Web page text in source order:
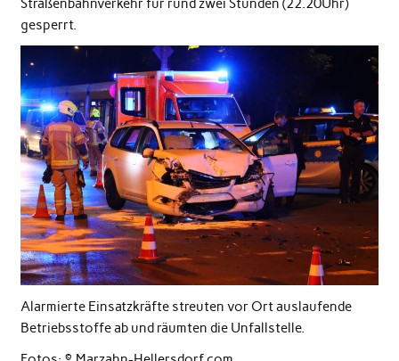
Straßenbahnverkehr für rund zwei Stunden (22.20Uhr)
gesperrt.
Alarmierte Einsatzkräfte streuten vor Ort auslaufende
Betriebsstoffe ab und räumten die Unfallstelle.